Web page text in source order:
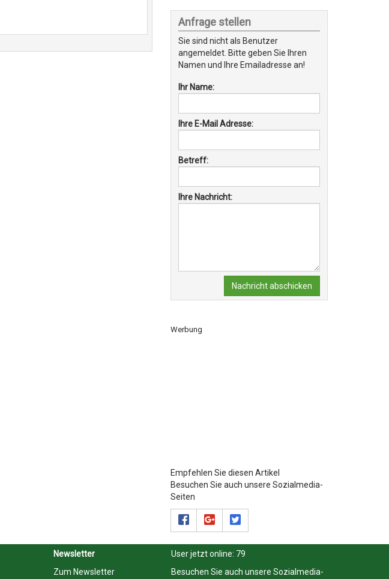
Anfrage stellen
Sie sind nicht als Benutzer
angemeldet. Bitte geben Sie Ihren
Namen und Ihre Emailadresse an!
Ihr Name:
Ihre E-Mail Adresse:
Betreff:
Ihre Nachricht:
Nachricht abschicken
Werbung
Empfehlen Sie diesen Artikel
Besuchen Sie auch unsere Sozialmedia-
Seiten
Newsletter
Zum Newsletter
User jetzt online: 79
Besuchen Sie auch unsere Sozialmedia-